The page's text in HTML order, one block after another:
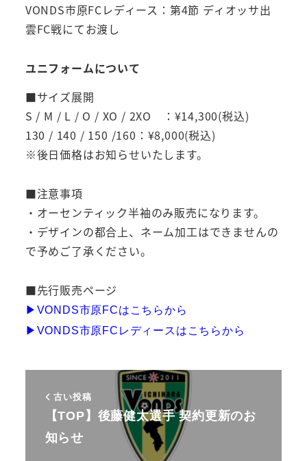
VONDS市原FCレディース：第4節 ディオッサ出
雲FC戦にてお渡し
ユニフォームについて
■サイズ展開
S / M / L / O / XO / 2XO ：¥14,300(税込)
130 / 140 / 150 /160：¥8,000(税込)
※後日価格はお知らせいたします。
■注意事項
・オーセンティック半袖のみ販売になります。
・デザインの都合上、ネーム加工はできませんの
で予めご了承ください。
■先行販売ページ
▶︎VONDS市原FCはこちらから
▶︎VONDS市原FCレディースはこちらから
古い投稿
【TOP】後藤健太選手 契約更新のお
知らせ